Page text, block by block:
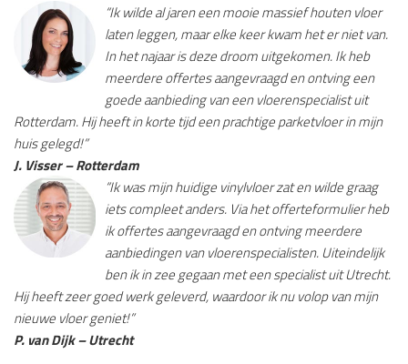
“Ik wilde al jaren een mooie massief houten vloer
laten leggen, maar elke keer kwam het er niet van.
In het najaar is deze droom uitgekomen. Ik heb
meerdere offertes aangevraagd en ontving een
goede aanbieding van een vloerenspecialist uit
Rotterdam. Hij heeft in korte tijd een prachtige parketvloer in mijn
huis gelegd!”
J. Visser – Rotterdam
“Ik was mijn huidige vinylvloer zat en wilde graag
iets compleet anders. Via het offerteformulier heb
ik offertes aangevraagd en ontving meerdere
aanbiedingen van vloerenspecialisten. Uiteindelijk
ben ik in zee gegaan met een specialist uit Utrecht.
Hij heeft zeer goed werk geleverd, waardoor ik nu volop van mijn
nieuwe vloer geniet!”
P. van Dijk – Utrecht